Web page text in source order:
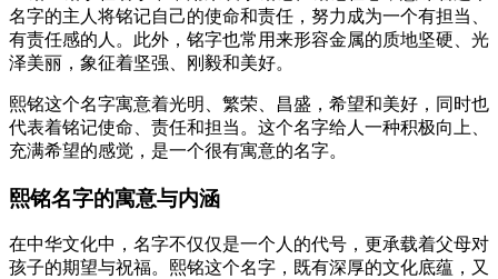
名字的主人将铭记自己的使命和责任，努力成为一个有担当、
有责任感的人。此外，铭字也常用来形容金属的质地坚硬、光
泽美丽，象征着坚强、刚毅和美好。
熙铭这个名字寓意着光明、繁荣、昌盛，希望和美好，同时也
代表着铭记使命、责任和担当。这个名字给人一种积极向上、
充满希望的感觉，是一个很有寓意的名字。
熙铭名字的寓意与内涵
在中华文化中，名字不仅仅是一个人的代号，更承载着父母对
孩子的期望与祝福。熙铭这个名字，既有深厚的文化底蕴，又